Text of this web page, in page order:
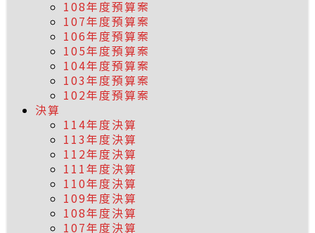
108年度預算案
107年度預算案
106年度預算案
105年度預算案
104年度預算案
103年度預算案
102年度預算案
決算
114年度決算
113年度決算
112年度決算
111年度決算
110年度決算
109年度決算
108年度決算
107年度決算